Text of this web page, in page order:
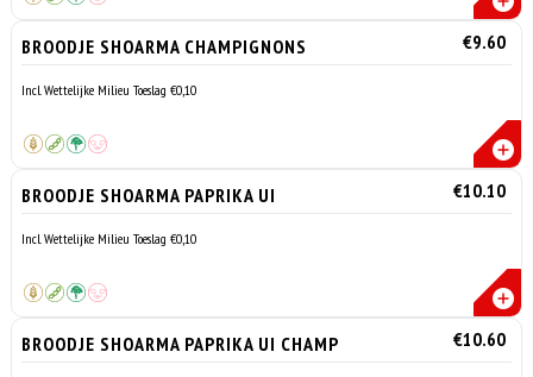
BROODJE SHOARMA CHAMPIGNONS €9.60
Incl. Wettelijke Milieu Toeslag €0,10
BROODJE SHOARMA PAPRIKA UI €10.10
Incl. Wettelijke Milieu Toeslag €0,10
BROODJE SHOARMA PAPRIKA UI CHAMP €10.60